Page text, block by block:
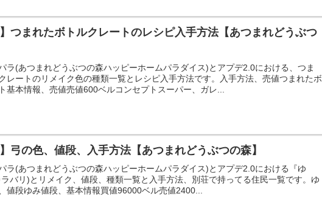
】つまれたボトルクレートのレシピ入手方法【あつまれどうぶつ
ラ(あつまれどうぶつの森ハッピーホームパラダイス)とアプデ2.0における、つま
レートのリメイク色の種類一覧とレシピ入手方法です。入手方法、売値つまれたボ
基本情報、売値売値600ベルコンセプトスーパー、ガレ...
】弓の色、値段、入手方法【あつまれどうぶつの森】
ラ(あつまれどうぶつの森ハッピーホームパラダイス)とアプデ2.0における『ゆ
バリ)とリメイク、値段、種類一覧と入手方法、別荘で持ってる住民一覧です。ゆ
値段ゆみ値段、基本情報買値96000ベル売値2400...